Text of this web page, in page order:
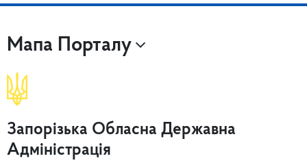
Мапа Порталу
Запорізька Обласна Державна
Адміністрація